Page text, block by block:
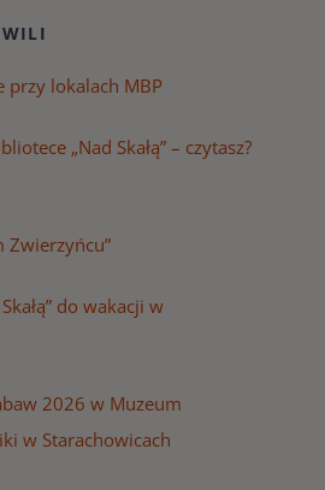
przy lokalach MBP
„Nad Skałą” – czytasz?
Zwierzyńcu”
do wakacji w
2026 w Muzeum
w Starachowicach